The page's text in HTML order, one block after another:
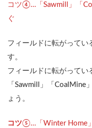
コツ④…「Sawmill」「
ぐ
フィールドに転がってい
す。
フィールドに転がってい
「Sawmill」「CoalMine
ょう。
コツ⑤…「Winter Home